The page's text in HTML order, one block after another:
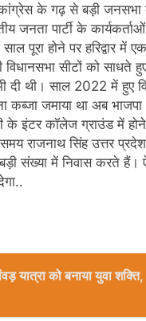
कांग्रेस के गढ़ से बड़ी
पार्टी के
पूरा होने पर हरिद्वार
सीटों को
दी थी। साल 2022 में हुए
कब्जा जमाया था अब
के इंटर कॉलेज ग्राउंड में
राजनाथ सिंह उत्तर
संख्या में निवास करते हैं।
यात्रा को बनाया युवा